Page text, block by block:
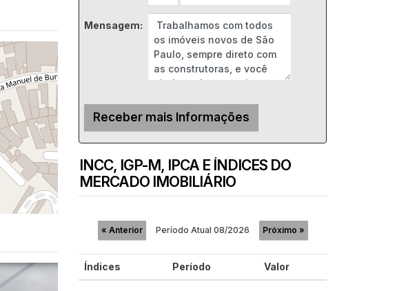
Mensagem:
INCC, IGP-M, IPCA E ÍNDICES DO
MERCADO IMOBILIÁRIO
« Anterior Período Atual 08/2026 Próximo »
Índices Período Valor